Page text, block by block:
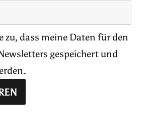
zu, dass meine Daten für den
gespeichert und